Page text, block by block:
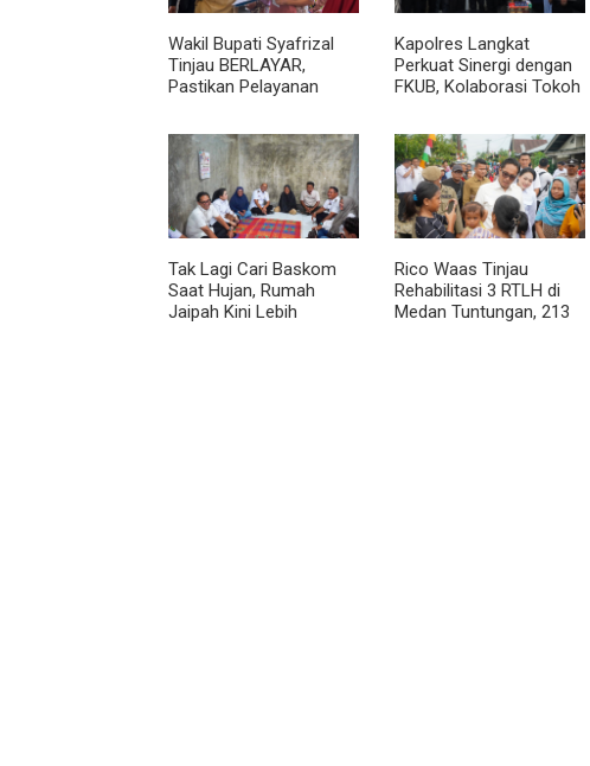
Wakil Bupati Syafrizal
Tinjau BERLAYAR,
Pastikan Pelayanan
Kapolres Langkat
Perkuat Sinergi dengan
FKUB, Kolaborasi Tokoh
Menjaga Kamtibmas
Tak Lagi Cari Baskom
Saat Hujan, Rumah
Jaipah Kini Lebih
Rico Waas Tinjau
Rehabilitasi 3 RTLH di
Medan Tuntungan, 213